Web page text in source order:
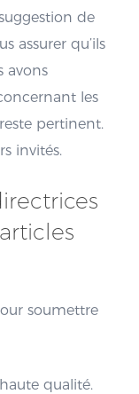
de
assurer qu’ils
avons
les
pertinent.
invités.
soumettre
qualité.